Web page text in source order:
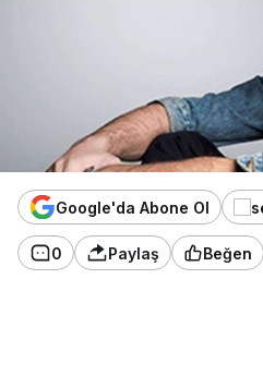
Google'da Abone Ol
0 Paylaş Beğen